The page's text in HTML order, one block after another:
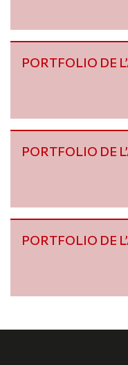
PORTFOLIO DE
PORTFOLIO DE
PORTFOLIO DE